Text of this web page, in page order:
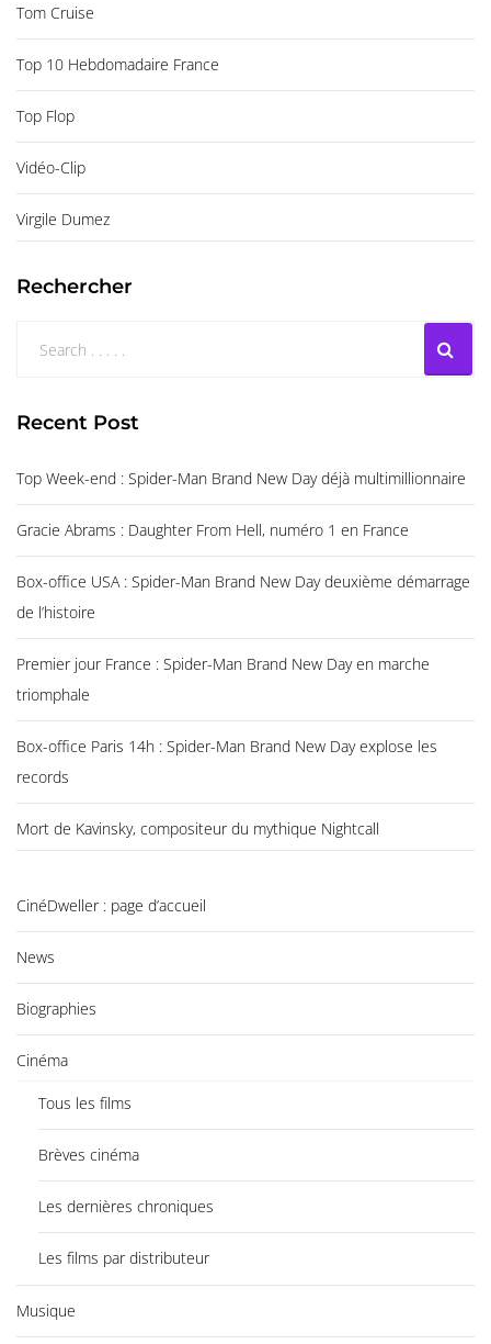
Tom Cruise
Top 10 Hebdomadaire France
Top Flop
Vidéo-Clip
Virgile Dumez
Rechercher
Recent Post
Top Week-end : Spider-Man Brand New Day déjà multimillionnaire
Gracie Abrams : Daughter From Hell, numéro 1 en France
Box-office USA : Spider-Man Brand New Day deuxième démarrage
de l’histoire
Premier jour France : Spider-Man Brand New Day en marche
triomphale
Box-office Paris 14h : Spider-Man Brand New Day explose les
records
Mort de Kavinsky, compositeur du mythique Nightcall
CinéDweller : page d’accueil
News
Biographies
Cinéma
Tous les films
Brèves cinéma
Les dernières chroniques
Les films par distributeur
Musique